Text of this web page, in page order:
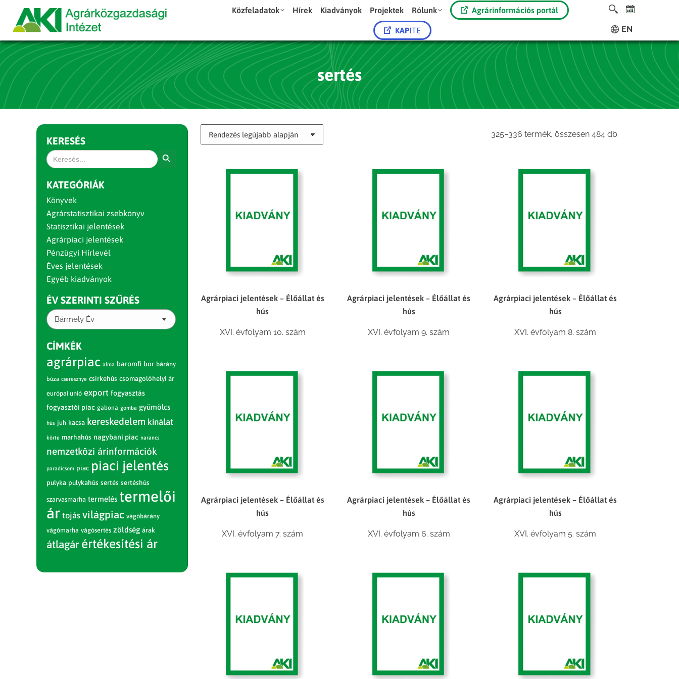
Közfeladatok Hírek Kiadványok Projektek Rólunk Agrárinformációs portál
KAPITE EN
sertés
325–336 termék, összesen 484 dbSorted
Agrárpiaci jelentések – Élőállat és
hús
XVI. évfolyam 10. szám
Agrárpiaci jelentések – Élőállat és
hús
XVI. évfolyam 9. szám
Agrárpiaci jelentések – Élőállat és
hús
XVI. évfolyam 8. szám
Agrárpiaci jelentések – Élőállat és
hús
XVI. évfolyam 7. szám
Agrárpiaci jelentések – Élőállat és
hús
XVI. évfolyam 6. szám
Agrárpiaci jelentések – Élőállat és
hús
XVI. évfolyam 5. szám
KERESÉS
Search
for:
KATEGÓRIÁK
Könyvek
Agrárstatisztikai zsebkönyv
Statisztikai jelentések
Agrárpiaci jelentések
Pénzügyi Hírlevél
Éves jelentések
Egyéb kiadványok
ÉV SZERINTI SZŰRÉS
Bármely Év
CÍMKÉK
agrárpiac alma baromfi bor bárány
búza cseresznye csirkehús csomagolóhelyi ár
európai unió export fogyasztás
fogyasztói piac gabona gomba gyümölcs
hús juh kacsa kereskedelem kínálat
körte marhahús nagybani piac narancs
nemzetközi árinformációk
paradicsom piac piaci jelentés
pulyka pulykahús sertés sertéshús
szarvasmarha termelés termelői
ár tojás világpiac vágóbárány
vágómarha vágósertés zöldség árak
átlagár értékesítési ár